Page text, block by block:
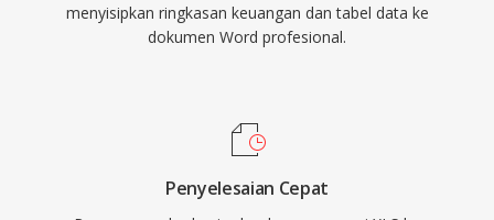
menyisipkan ringkasan keuangan dan tabel data ke
dokumen Word profesional.
Penyelesaian Cepat